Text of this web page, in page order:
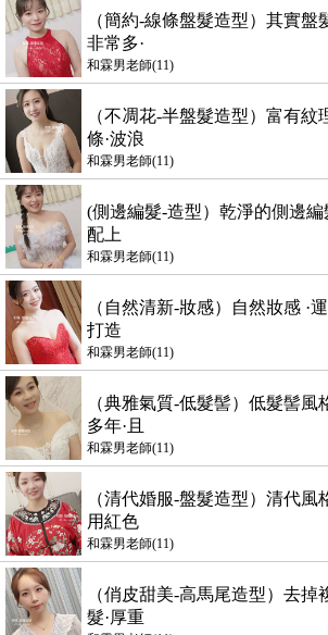
（簡約-線條盤髮造型）其實盤
非常多·
和霖男老師(11)
（不凋花-半盤髮造型）富有紋
條·波浪
和霖男老師(11)
(側邊編髮-造型）乾淨的側邊編
配上
和霖男老師(11)
（自然清新-妝感）自然妝感 ·
打造
和霖男老師(11)
（典雅氣質-低髮髻）低髮髻風
多年·且
和霖男老師(11)
（清代婚服-盤髮造型）清代風
用紅色
和霖男老師(11)
（俏皮甜美-高馬尾造型）去掉
髮·厚重